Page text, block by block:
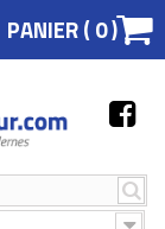
PANIER (0)